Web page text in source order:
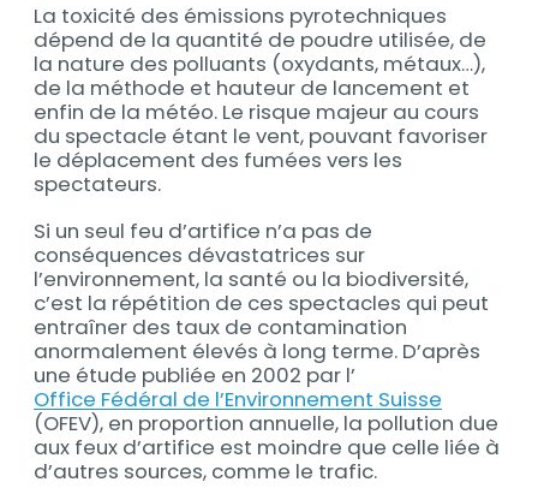
La toxicité des émissions pyrotechniques
dépend de la quantité de poudre utilisée, de
la nature des polluants (oxydants, métaux…),
de la méthode et hauteur de lancement et
enfin de la météo. Le risque majeur au cours
du spectacle étant le vent, pouvant favoriser
le déplacement des fumées vers les
spectateurs.
Si un seul feu d’artifice n’a pas de
conséquences dévastatrices sur
l’environnement, la santé ou la biodiversité,
c’est la répétition de ces spectacles qui peut
entraîner des taux de contamination
anormalement élevés à long terme. D’après
une étude publiée en 2002 par l’
Office Fédéral de l’Environnement Suisse
(OFEV), en proportion annuelle, la pollution due
aux feux d’artifice est moindre que celle liée à
d’autres sources, comme le trafic.